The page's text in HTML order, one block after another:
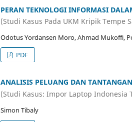
PERAN TEKNOLOGI INFORMASI
(Studi Kasus Pada UKM Kripik Tempe
Odotus Yordansen Moro, Ahmad Mukoffi,
PDF
ANALISIS PELUANG DAN
(Studi Kasus: Impor Laptop Indonesia
Simon Tibaly